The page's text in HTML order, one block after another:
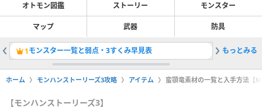
オトモン図鑑 ストーリー モンスター
マップ 武器 防具
1モンスター一覧と弱点・3すくみ早見表 2侵獣の
もっとみる
ホーム モンハンストーリーズ3攻略 アイテム 蛮顎竜素材の一覧と入手方法【
【モンハンストーリーズ3】